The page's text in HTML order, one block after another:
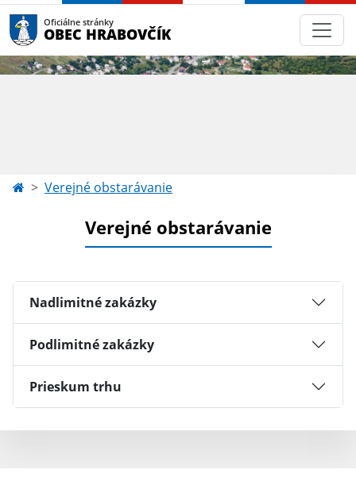
Oficiálne stránky
OBEC HRABOVČÍK
Verejné obstarávanie
Verejné obstarávanie
Nadlimitné zakázky
Podlimitné zakázky
Prieskum trhu